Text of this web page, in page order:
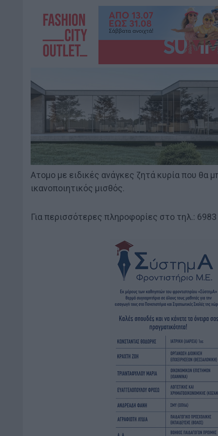
Ατομο με ειδικές ανάγκες ζητά κυρία που θα
ικανοποιητικός μισθός.
Για περισσότερες πληροφορίες στο τηλ.: